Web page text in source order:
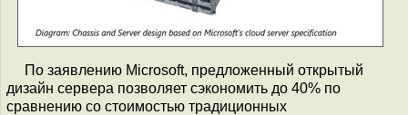
По заявлению Microsoft, предложенный открытый
дизайн сервера позволяет сэкономить до 40% по
сравнению со стоимостью традиционных